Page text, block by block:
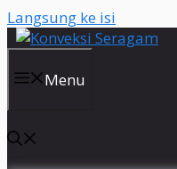
Langsung ke isi
Menu